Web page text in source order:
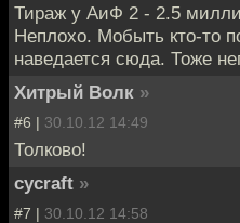
Тираж у АиФ 2 - 2.5
Неплохо. Мобыть кто-то
наведается сюда. Тоже
Хитрый Волк »
#6 | 30.10.12 14:49
Толково!
cycraft »
#7 | 30.10.12 14:58